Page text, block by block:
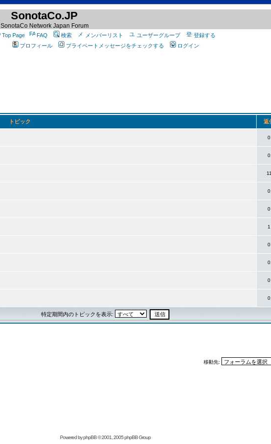
SonotaCo.JP
SonotaCo Network Japan Forum
Top Page FAQ 検索 メンバーリスト ユーザーグループ
登録する
プロフィール
プライベートメッセージをチェックする ログイン
トピック 返
0
0
11
0
0
1
0
0
0
0
特定期間内のトピックを表示:
移動先:
Powered byphpBB© 2001, 2005 phpBB Group